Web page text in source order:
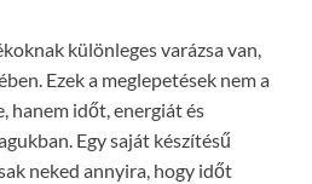
különleges varázsa van,
Ezek a meglepetések nem a
hanem időt, energiát és
Egy saját készítésű
neked annyira, hogy időt